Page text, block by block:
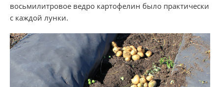
восьмилитровое ведро картофелин было практически
с каждой лунки.